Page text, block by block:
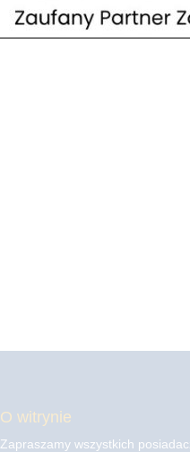
O witrynie
Zapraszamy wszystkich